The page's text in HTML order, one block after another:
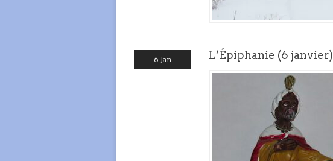
6 Jan L’Épiphanie (6 janvier)